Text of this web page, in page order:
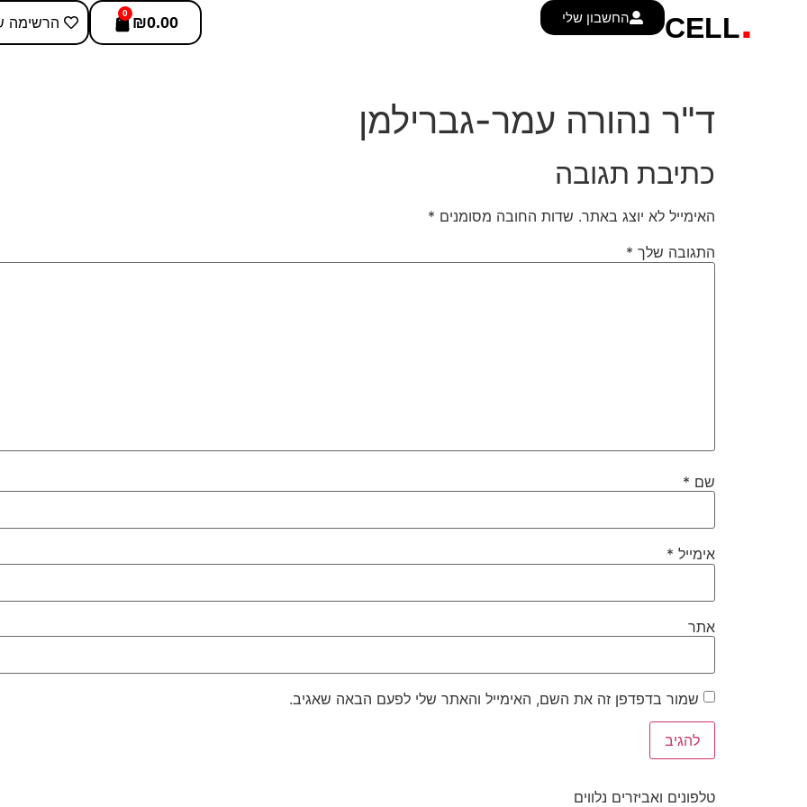
.
CELL החשבון שלי ₪0.00
0
הרשימה
ד"ר נהורה עמר-גברילמן
כתיבת תגובה
האימייל לא יוצג באתר. שדות החובה מסומנים *
התגובה שלך *
שם *
אימייל *
אתר
שמור בדפדפן זה את השם, האימייל והאתר שלי לפעם הבאה שאגיב.
טלפונים ואביזרים נלווים